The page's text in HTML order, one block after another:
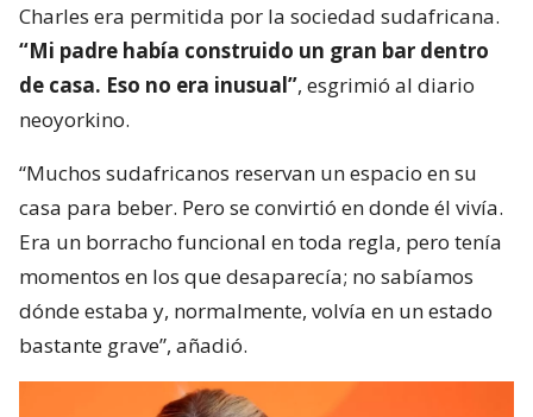
Charles era permitida por la sociedad sudafricana.
“Mi padre había construido un gran bar dentro
de casa. Eso no era inusual”, esgrimió al diario
neoyorkino.
“Muchos sudafricanos reservan un espacio en su
casa para beber. Pero se convirtió en donde él vivía.
Era un borracho funcional en toda regla, pero tenía
momentos en los que desaparecía; no sabíamos
dónde estaba y, normalmente, volvía en un estado
bastante grave”, añadió.